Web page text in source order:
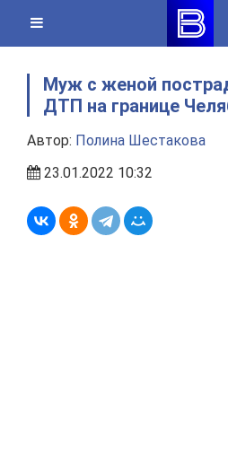
content
Муж с женой
ДТП на границе
Автор: Полина Шестакова
23.01.2022 10:32